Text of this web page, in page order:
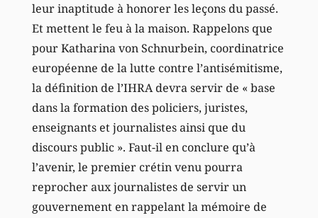
leur inaptitude à honorer les leçons du passé.
Et mettent le feu à la maison. Rappelons que
pour Katharina von Schnurbein, coordinatrice
européenne de la lutte contre l’antisémitisme,
la définition de l’IHRA devra servir de « base
dans la formation des policiers, juristes,
enseignants et journalistes ainsi que du
discours public ». Faut-il en conclure qu’à
l’avenir, le premier crétin venu pourra
reprocher aux journalistes de servir un
gouvernement en rappelant la mémoire de